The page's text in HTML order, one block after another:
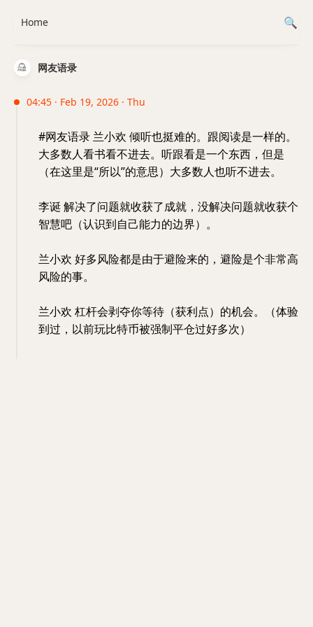
网友语录
04:45 · Feb 19, 2026 · Thu
#网友语录 兰小欢 倾听也挺难的。跟阅读是一样的。
大多数人看书看不进去。听跟看是一个东西，但是
（在这里是“所以”的意思）大多数人也听不进去。
李诞 解决了问题就收获了成就，没解决问题就收获个
智慧吧（认识到自己能力的边界）。
兰小欢 好多风险都是由于避险来的，避险是个非常高
风险的事。
兰小欢 杠杆会剥夺你等待（获利点）的机会。（体验
到过，以前玩比特币被强制平仓过好多次）
Home